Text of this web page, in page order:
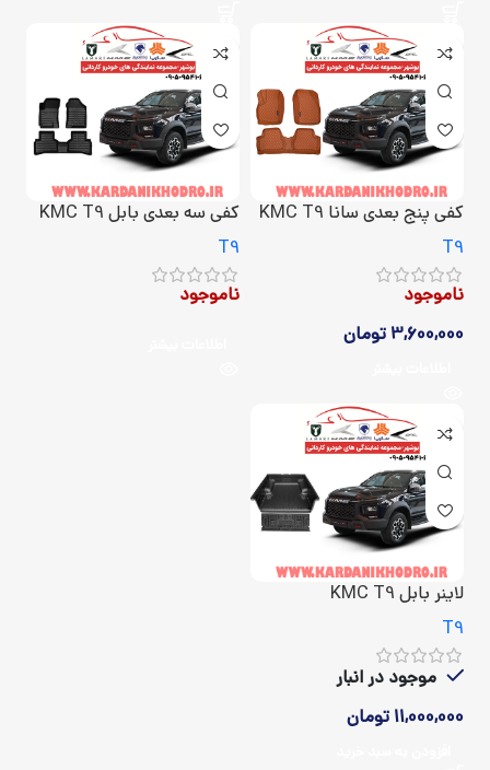
کفی پنج بعدی سانا KMC T9
T9
ناموجود
3,600,000 تومان
کفی سه بعدی بابل KMC T9
T9
ناموجود
لاینر بابل KMC T9
T9
موجود در انبار
11,000,000 تومان